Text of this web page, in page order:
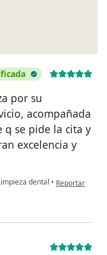
por su
acompañada
se pide la cita y
excelencia y
dental • en opinión del
Reportar